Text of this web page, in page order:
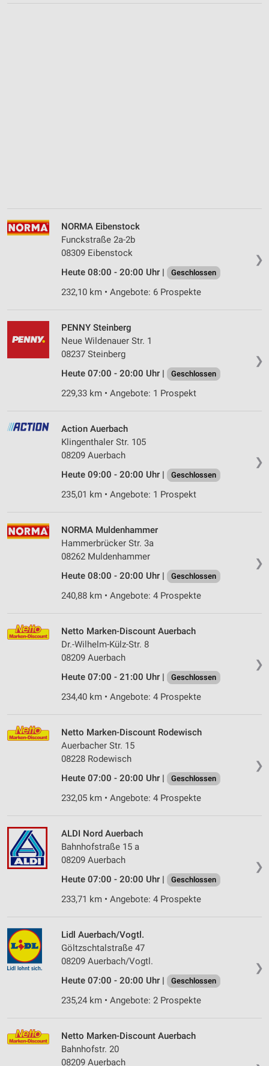
❯
NORMA Eibenstock
Funckstraße 2a-2b
08309 Eibenstock
Heute 08:00 - 20:00 Uhr |
Geschlossen
232,10 km • Angebote: 6 Prospekte
❯
PENNY Steinberg
Neue Wildenauer Str. 1
08237 Steinberg
Heute 07:00 - 20:00 Uhr |
Geschlossen
229,33 km • Angebote: 1 Prospekt
❯
Action Auerbach
Klingenthaler Str. 105
08209 Auerbach
Heute 09:00 - 20:00 Uhr |
Geschlossen
235,01 km • Angebote: 1 Prospekt
❯
NORMA Muldenhammer
Hammerbrücker Str. 3a
08262 Muldenhammer
Heute 08:00 - 20:00 Uhr |
Geschlossen
240,88 km • Angebote: 4 Prospekte
❯
Netto Marken-Discount Auerbach
Dr.-Wilhelm-Külz-Str. 8
08209 Auerbach
Heute 07:00 - 21:00 Uhr |
Geschlossen
234,40 km • Angebote: 4 Prospekte
❯
Netto Marken-Discount Rodewisch
Auerbacher Str. 15
08228 Rodewisch
Heute 07:00 - 20:00 Uhr |
Geschlossen
232,05 km • Angebote: 4 Prospekte
❯
ALDI Nord Auerbach
Bahnhofstraße 15 a
08209 Auerbach
Heute 07:00 - 20:00 Uhr |
Geschlossen
233,71 km • Angebote: 4 Prospekte
❯
Lidl Auerbach/Vogtl.
Göltzschtalstraße 47
08209 Auerbach/Vogtl.
Heute 07:00 - 20:00 Uhr |
Geschlossen
235,24 km • Angebote: 2 Prospekte
Netto Marken-Discount Auerbach
Bahnhofstr. 20
08209 Auerbach